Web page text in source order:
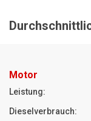
Motor
Leistung:
Dieselverbrauch: